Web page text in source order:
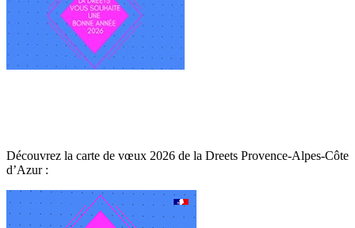
Découvrez la carte de vœux 2026 de la Dreets Provence-Alpes-Côte
d’Azur :